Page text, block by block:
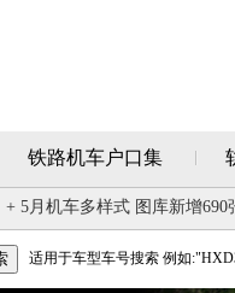
铁路机车户口集
+ 5月机车多样式 图库新增690
适用于车型车号搜索 例如